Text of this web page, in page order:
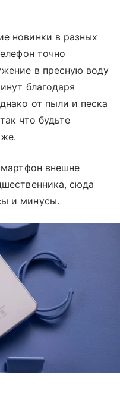
новинки в разных
точно
в пресную воду
благодаря
от пыли и песка
что будьте
внешне
сюда
и минусы.